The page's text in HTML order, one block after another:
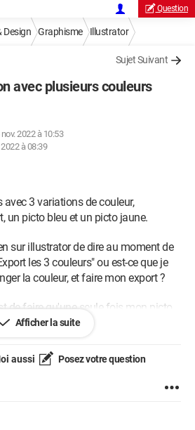
Question
Design Graphisme Illustrator
Sujet Suivant
avec plusieurs couleurs
2022 à 10:53
2022 à 08:39
3 variations de couleur,
un picto bleu et un picto jaune.
sur illustrator de dire au moment de
les 3 couleurs" ou est-ce que je
la couleur, et faire mon export ?
de faire qu'une seule fois mon picto
et qu'à chaque export il me
Afficher la suite
aussi Posez votre question